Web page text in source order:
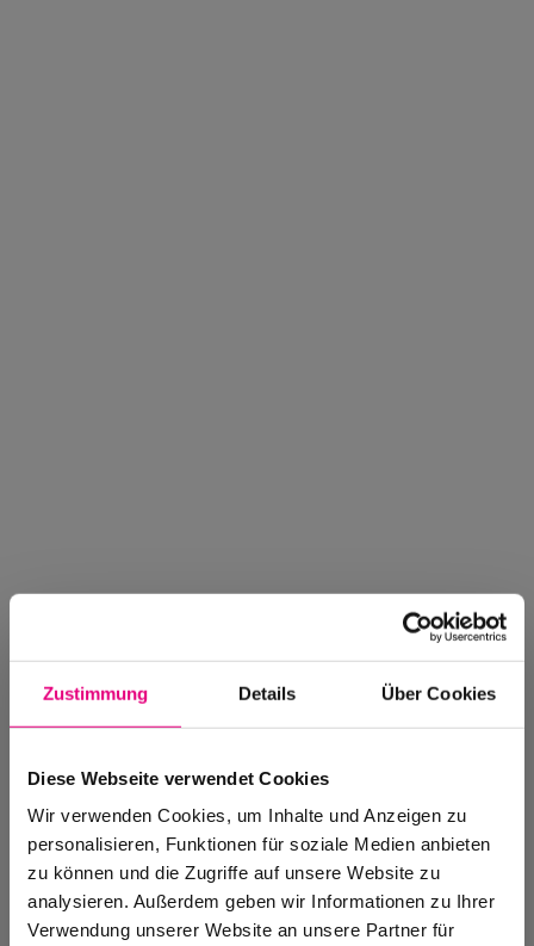
Zustimmung Details Über Cookies
Diese Webseite verwendet Cookies
Wir verwenden Cookies, um Inhalte und Anzeigen zu
personalisieren, Funktionen für soziale Medien anbieten
zu können und die Zugriffe auf unsere Website zu
analysieren. Außerdem geben wir Informationen zu Ihrer
Verwendung unserer Website an unsere Partner für